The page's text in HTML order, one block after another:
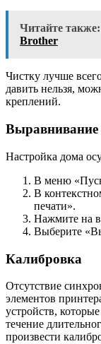
Читайте также:
Brother
Чистку лучше
давить нельзя,
креплений.
Настройка дома
В меню
В
печати».
Нажмите на
Выберите
Калибровка
Отсутствие
элементов
устройств,
течение
произвести